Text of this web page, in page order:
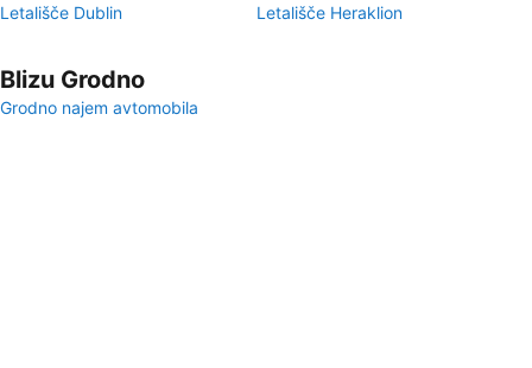
Letališče Dublin
Letališče Heraklion
Blizu Grodno
Grodno najem avtomobila